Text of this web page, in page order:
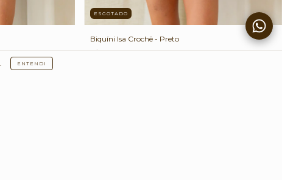
ENTENDI
ESGOTADO
Biquíni Isa Crochê - Preto
R$239,00